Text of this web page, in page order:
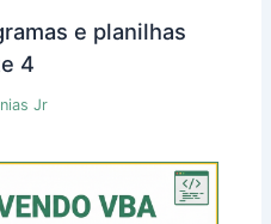
e planilhas
4
Jr